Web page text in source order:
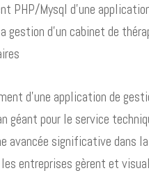
PHP/Mysql d'une
gestion d'un cabinet de
d’une application de
géant pour le service
avancée significative dans la
entreprises gèrent et